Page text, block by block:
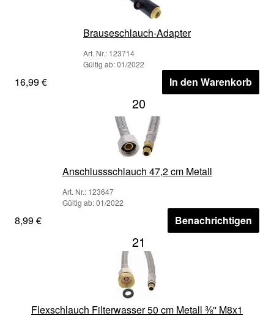
Brauseschlauch-Adapter
Art. Nr.: 123714
Gültig ab: 01/2022
16,99 € In den Warenkorb
20
Anschlussschlauch 47,2 cm Metall
Art. Nr.: 123647
Gültig ab: 01/2022
8,99 € Benachrichtigen
21
Flexschlauch Filterwasser 50 cm Metall ⅜'' M8x1